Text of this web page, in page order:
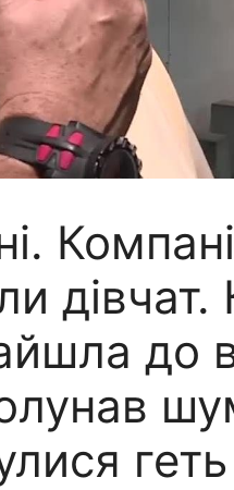
дівчат.
до